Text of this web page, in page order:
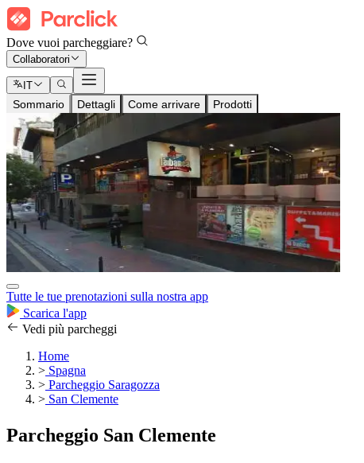
Dove vuoi parcheggiare?
Collaboratori
IT
Sommario Dettagli Come arrivare Prodotti
Tutte le tue prenotazioni sulla nostra app
Scarica l'app
Vedi più parcheggi
Home
> Spagna
> Parcheggio Saragozza
> San Clemente
Parcheggio San Clemente